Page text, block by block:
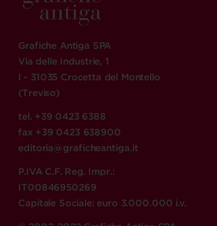
Grafiche Antiga SPA
Via delle Industrie, 1
I - 31035 Crocetta del Montello
(Treviso)
tel. +39 0423 6388
fax +39 0423 638900
editoria@graficheantiga.it
P.IVA C.F. Reg. Impr.:
IT00846950269
Capitale Sociale: euro 3.000.000 i.v.